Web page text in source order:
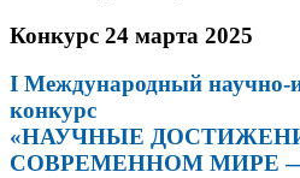
Конкурс 24 марта 2025
I Международный научно-
конкурс
«НАУЧНЫЕ
СОВРЕМЕННОМ МИРЕ —